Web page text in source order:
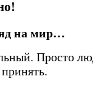
на мир…
Просто